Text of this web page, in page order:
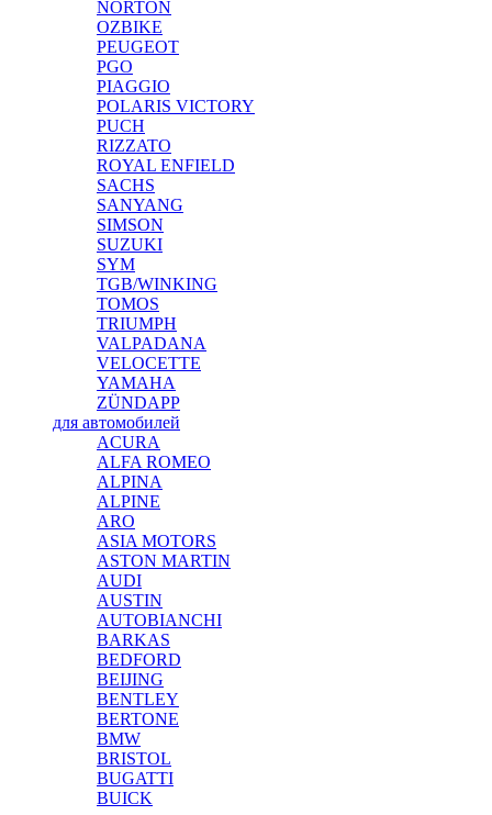
NORTON
OZBIKE
PEUGEOT
PGO
PIAGGIO
POLARIS VICTORY
PUCH
RIZZATO
ROYAL ENFIELD
SACHS
SANYANG
SIMSON
SUZUKI
SYM
TGB/WINKING
TOMOS
TRIUMPH
VALPADANA
VELOCETTE
YAMAHA
ZÜNDAPP
для автомобилей
ACURA
ALFA ROMEO
ALPINA
ALPINE
ARO
ASIA MOTORS
ASTON MARTIN
AUDI
AUSTIN
AUTOBIANCHI
BARKAS
BEDFORD
BEIJING
BENTLEY
BERTONE
BMW
BRISTOL
BUGATTI
BUICK